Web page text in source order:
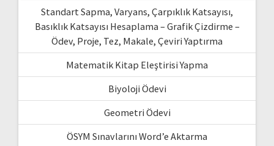
Standart Sapma, Varyans, Çarpıklık Katsayısı,
Basıklık Katsayısı Hesaplama – Grafik Çizdirme –
Ödev, Proje, Tez, Makale, Çeviri Yaptırma
Matematik Kitap Eleştirisi Yapma
Biyoloji Ödevi
Geometri Ödevi
ÖSYM Sınavlarını Word’e Aktarma